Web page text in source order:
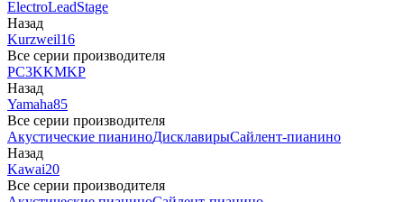
ElectroLeadStage
Назад
Kurzweil16
Все серии производителя
PC3KKMKP
Назад
Yamaha85
Все серии производителя
Акустические пианиноДисклавирыСайлент-пианино
Назад
Kawai20
Все серии производителя